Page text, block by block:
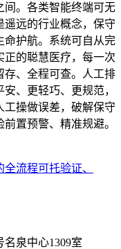
间。各类智能终端可无
远的行业概念，保守
命护航。系统可自从完
正的聪慧医疗，每一次
存、全程可查。人工排
、更轻巧、更规范，
操做误差，破解保守
置预警、精准规避。
流程可托验证、
泉中心1309室